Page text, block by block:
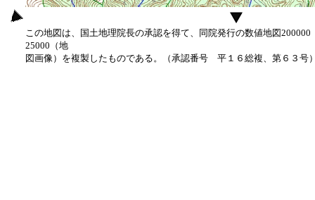
この地図は、国土地理院長の承認を得て、同院発行の数値地図
25000（地
図画像）を複製したものである。（承認番号 平１６総複、第６３号